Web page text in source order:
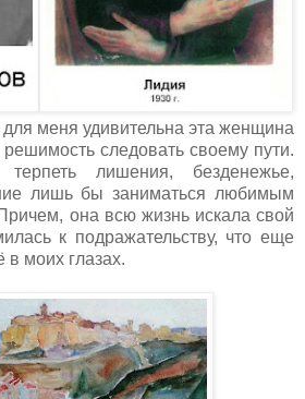
для меня удивительна эта женщина
следовать своему пути.
лишения, безденежье,
лишь бы заниматься любимым
она всю жизнь искала свой
к подражательству, что еще
моих глазах.